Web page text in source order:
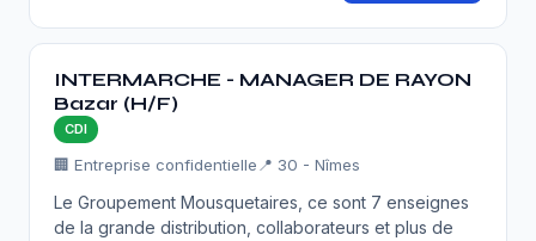
INTERMARCHE - MANAGER DE RAYON
Bazar (H/F)
CDI
🏢 Entreprise confidentielle 📍 30 - Nîmes
Le Groupement Mousquetaires, ce sont 7 enseignes
de la grande distribution, collaborateurs et plus de